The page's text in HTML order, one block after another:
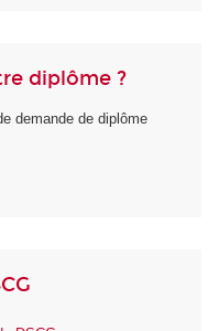
diplôme ?
demande de diplôme